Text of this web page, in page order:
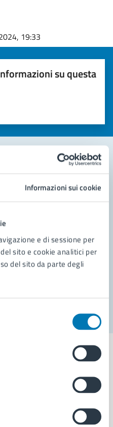
Informazioni sui cookie
e di sessione per
sito e cookie analitici per
del sito da parte degli
19:33
su questa
(da 1 a 5 stelle)
valutare la chiarezza delle
su 5
5